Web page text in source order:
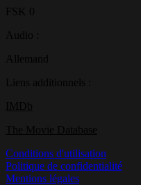
FSK 0
Audio :
Allemand
Liens additionnels :
IMDb
The Movie Database
Conditions d'utilisation
Politique de confidentialité
Mentions légales